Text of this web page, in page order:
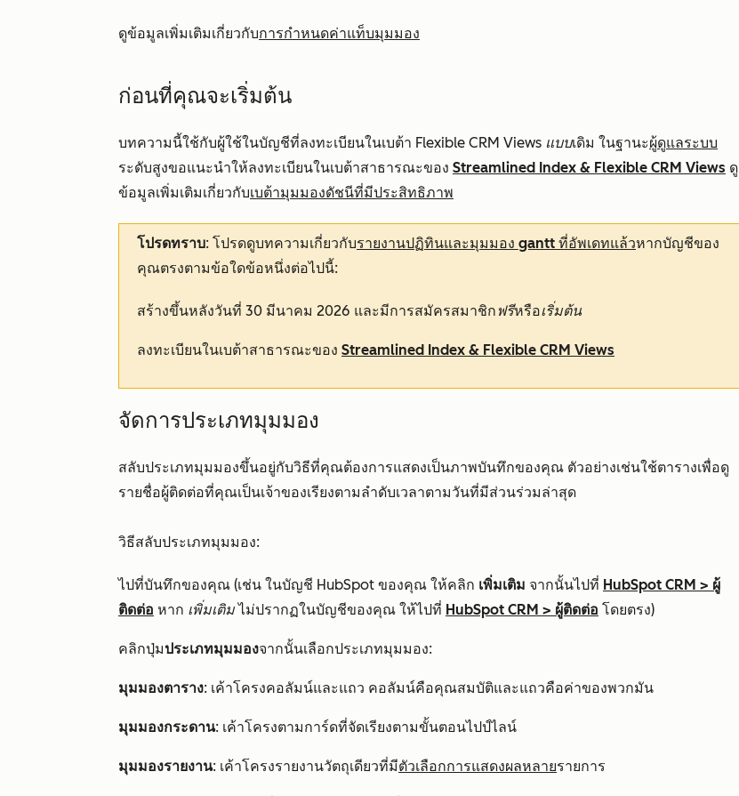
ดูข้อมูลเพิ่มเติมเกี่ยวกับการกำหนดค่าแท็บมุมมอง
ก่อนที่คุณจะเริ่มต้น
บทความนี้ใช้กับผู้ใช้ในบัญชีที่ลงทะเบียนในเบต้า Flexible CRM Views แบบเดิม ในฐานะผู้ดูแลระบบ
ระดับสูงขอแนะนำให้ลงทะเบียนในเบต้าสาธารณะของ Streamlined Index & Flexible CRM Views ดู
ข้อมูลเพิ่มเติมเกี่ยวกับเบต้ามุมมองดัชนีที่มีประสิทธิภาพ
โปรดทราบ: โปรดดูบทความเกี่ยวกับรายงานปฏิทินและมุมมอง gantt ที่อัพเดทแล้วหากบัญชีของ
คุณตรงตามข้อใดข้อหนึ่งต่อไปนี้:
สร้างขึ้นหลังวันที่ 30 มีนาคม 2026 และมีการสมัครสมาชิก ฟรีหรือเริ่มต้น
ลงทะเบียนในเบต้าสาธารณะของ Streamlined Index & Flexible CRM Views
จัดการประเภทมุมมอง
สลับประเภทมุมมองขึ้นอยู่กับวิธีที่คุณต้องการแสดงเป็นภาพบันทึกของคุณ ตัวอย่างเช่นใช้ตารางเพื่อดู
รายชื่อผู้ติดต่อที่คุณเป็นเจ้าของเรียงตามลำดับเวลาตามวันที่มีส่วนร่วมล่าสุด
วิธีสลับประเภทมุมมอง:
ไปที่บันทึกของคุณ (เช่น ในบัญชี HubSpot ของคุณ ให้คลิก เพิ่มเติม จากนั้นไปที่ HubSpot CRM > ผู้
ติดต่อ หาก เพิ่มเติมไม่ปรากฏในบัญชีของคุณ ให้ไปที่ HubSpot CRM > ผู้ติดต่อ โดยตรง)
คลิกปุ่มประเภทมุมมองจากนั้นเลือกประเภทมุมมอง:
มุมมองตาราง: เค้าโครงคอลัมน์และแถว คอลัมน์คือคุณสมบัติและแถวคือค่าของพวกมัน
มุมมองกระดาน: เค้าโครงตามการ์ดที่จัดเรียงตามขั้นตอนไปป์ไลน์
มุมมองรายงาน: เค้าโครงรายงานวัตถุเดียวที่มีตัวเลือกการแสดงผลหลายรายการ